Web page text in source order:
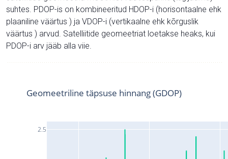
suhtes. PDOP-is on kombineeritud HDOP-i (horisontaalne ehk
plaaniline väärtus ) ja VDOP-i (vertikaalne ehk kõrguslik
väärtus ) arvud. Satelliitide geomeetriat loetakse heaks, kui
PDOP-i arv jääb alla viie.
2.5
Geomeetriline täpsuse hinnang (GDOP)